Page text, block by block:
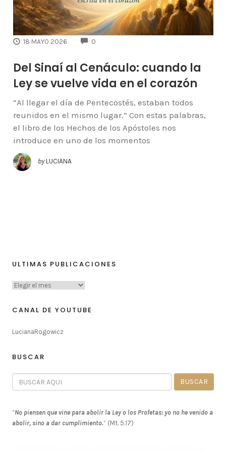
18 MAYO 2026 0
Del Sinaí al Cenáculo: cuando la
Ley se vuelve vida en el corazón
“Al llegar el día de Pentecostés, estaban todos
reunidos en el mismo lugar.” Con estas palabras,
el libro de los Hechos de los Apóstoles nos
introduce en uno de los momentos
by LUCIANA
ULTIMAS PUBLICACIONES
CANAL DE YOUTUBE
LucianaRogowicz
BUSCAR
“No piensen que vine para abolir la Ley o los Profetas: yo no he venido a
abolir, sino a dar cumplimiento.” (Mt. 5.17)